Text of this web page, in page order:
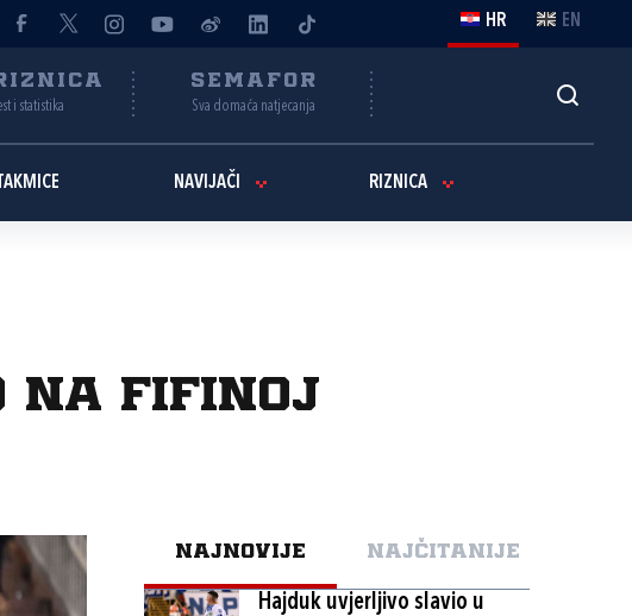
HR EN
i statistika
SEMAFOR
Sva domaća natjecanja
NAVIJAČI RIZNICA
na Fifinoj
NAJNOVIJE NAJČITANIJE
Hajduk uvjerljivo slavio u